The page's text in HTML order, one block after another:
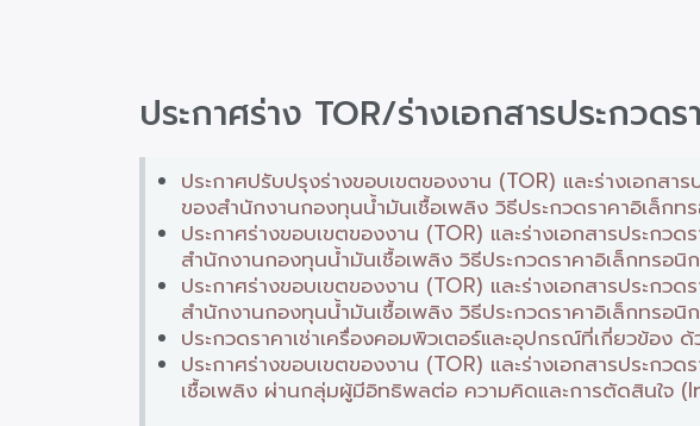
ประกาศร่าง TOR/ร่างเอกสารประกวดร
ประกาศปรับปรุงร่างขอบเขตของงาน (TOR) และร่างเอกสา
ของสำนักงานกองทุนน้ำมันเชื้อเพลิง วิธีประกวดราคาอิเล็ก
ประกาศร่างขอบเขตของงาน (TOR) และร่างเอกสารประกว
สำนักงานกองทุนน้ำมันเชื้อเพลิง วิธีประกวดราคาอิเล็กทรอ
ประกาศร่างขอบเขตของงาน (TOR) และร่างเอกสารประกว
สำนักงานกองทุนน้ำมันเชื้อเพลิง วิธีประกวดราคาอิเล็กท
ประกวดราคาเช่าเครื่องคอมพิวเตอร์และอุปกรณ์ที่เกี่ยวข้อง
ประกาศร่างขอบเขตของงาน (TOR) และร่างเอกสารประก
เชื้อเพลิง ผ่านกลุ่มผู้มีอิทธิพลต่อ ความคิดและการตัดสินใจ